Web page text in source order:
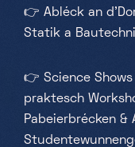
👉 Abléck an
Statik a
👉 Science
praktesch
Pabeierbrécken